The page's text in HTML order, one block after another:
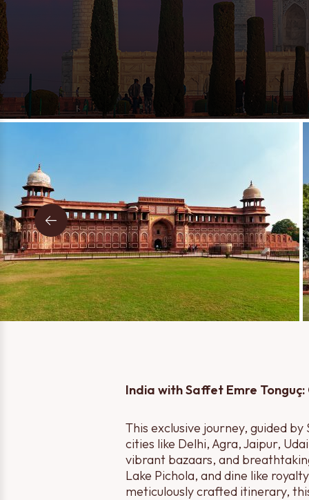
India with Saffet Emre
This exclusive journey, guided
cities like Delhi, Agra, Jaipur,
vibrant bazaars, and
Lake Pichola, and dine like
meticulously crafted itinerary,